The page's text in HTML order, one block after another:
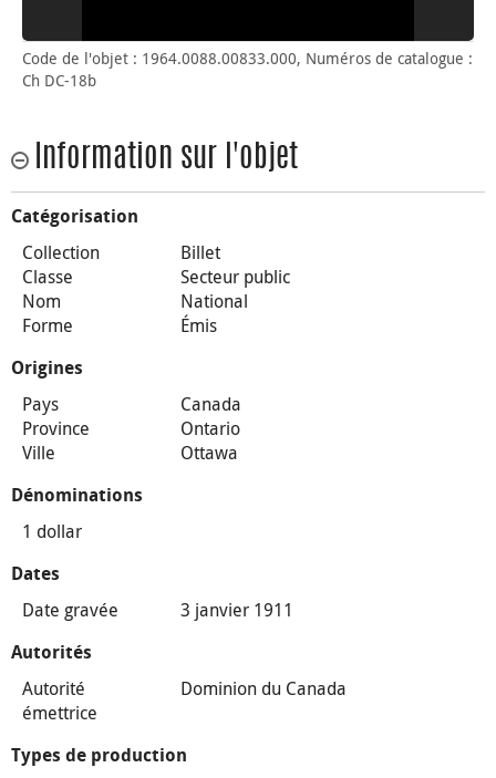
Code de l'objet : 1964.0088.00833.000, Numéros de catalogue :
Ch DC-18b
Information sur l'objet
Catégorisation
Collection
Billet
Classe
Secteur public
Nom
National
Forme
Émis
Origines
Pays
Canada
Province
Ontario
Ville
Ottawa
Dénominations
1 dollar
Dates
Date gravée 3 janvier 1911
Autorités
Autorité
émettrice
Dominion du Canada
Types de production